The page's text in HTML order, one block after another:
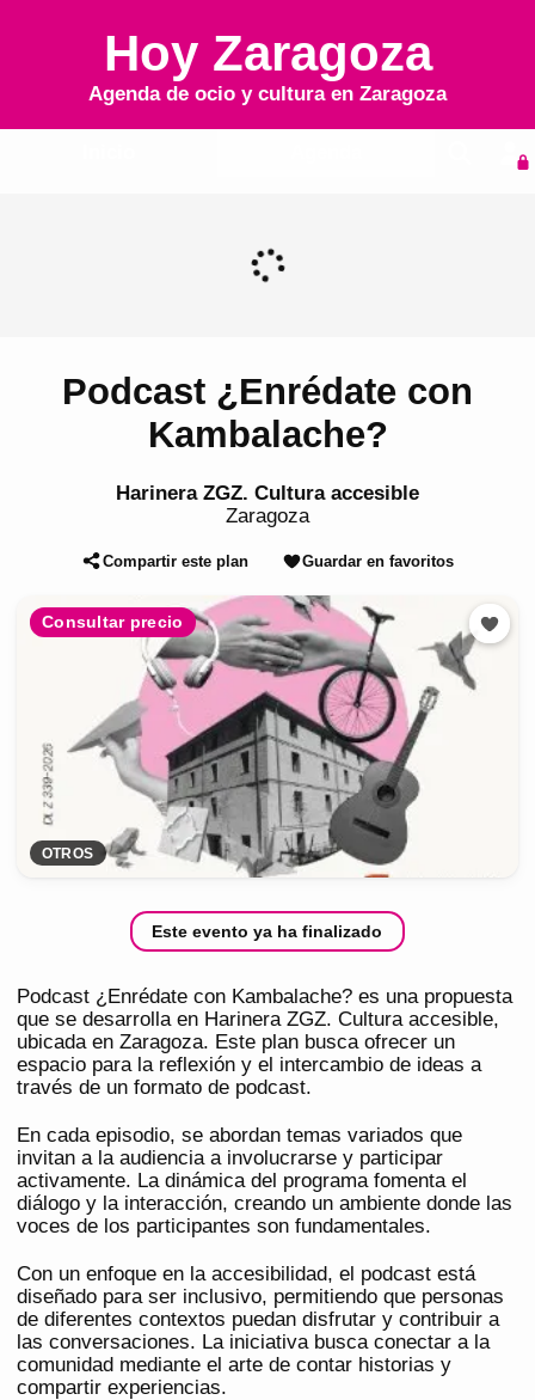
Hoy Zaragoza
Agenda de ocio y cultura en Zaragoza
Podcast ¿Enrédate con
Kambalache?
Harinera ZGZ. Cultura accesible
Zaragoza
Compartir este plan Guardar en favoritos
Consultar precio
OTROS
Este evento ya ha finalizado
Podcast ¿Enrédate con Kambalache? es una propuesta
que se desarrolla en Harinera ZGZ. Cultura accesible,
ubicada en Zaragoza. Este plan busca ofrecer un
espacio para la reflexión y el intercambio de ideas a
través de un formato de podcast.
En cada episodio, se abordan temas variados que
invitan a la audiencia a involucrarse y participar
activamente. La dinámica del programa fomenta el
diálogo y la interacción, creando un ambiente donde las
voces de los participantes son fundamentales.
Con un enfoque en la accesibilidad, el podcast está
diseñado para ser inclusivo, permitiendo que personas
de diferentes contextos puedan disfrutar y contribuir a
las conversaciones. La iniciativa busca conectar a la
comunidad mediante el arte de contar historias y
compartir experiencias.